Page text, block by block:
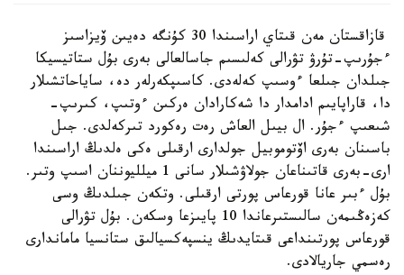
قازاقستان مەن قىتاي اراسىندا 30 كۇنگە دەيىن ۆيزاسىز
ءجۇرىپ-تۇرۋ تۋرالى كەلىسىم جاسالعالى بەرى بۇل ستاتيسيكا
جىلدان جىلعا ءوسىپ كەلەدى. كاسىپكەرلەر دە، ساياحاتشىلار
دا، قاراپايىم ادامدار دا شەكارادان ەركىن ءوتىپ، كىرىپ-
شىعىپ ءجۇر. ال بيىل العاش رەت رەكورد تىركەلدى. جىل
باسىنان بەرى اۆتوموبيل جولدارى ارقىلى ەكى ەلدىڭ اراسىندا
ارى-بەرى قاتىناعان جولاۋشىلار سانى 1 ميلليوننان اسىپ وتىر.
بۇل ءبىر عانا قورعاس پورتى ارقىلى. وتكەن جىلدىڭ وسى
كەزەڭىمەن سالىستىرعاندا 10 پايىزعا وسكەن. بۇل تۋرالى
قورعاس پورتىنداعى قىتايدىڭ ينسپەكسيالىق ستانسيا ماماندارى
رەسمي جاريالادى.